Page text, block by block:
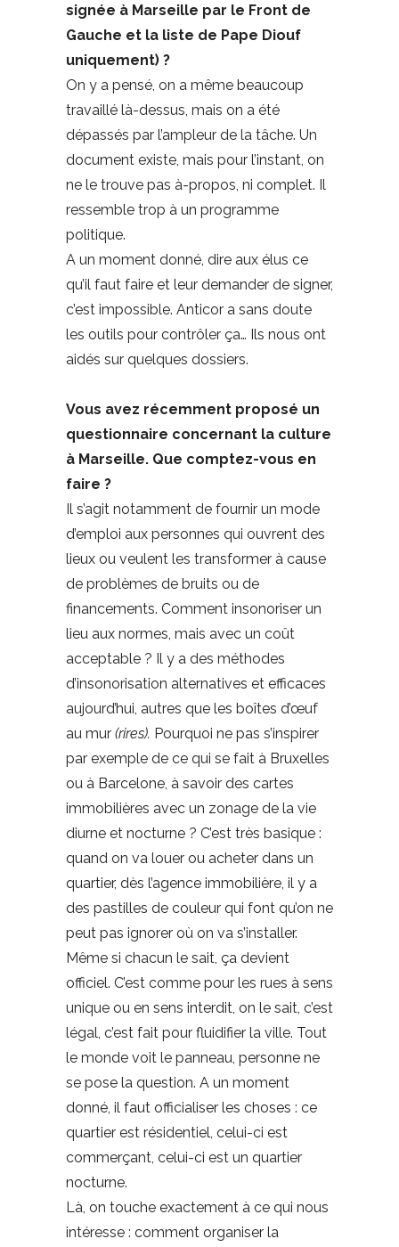
signée à Marseille par le Front de
Gauche et la liste de Pape Diouf
uniquement) ?
On y a pensé, on a même beaucoup
travaillé là-dessus, mais on a été
dépassés par l’ampleur de la tâche. Un
document existe, mais pour l’instant, on
ne le trouve pas à-propos, ni complet. Il
ressemble trop à un programme
politique.
A un moment donné, dire aux élus ce
qu’il faut faire et leur demander de signer,
c’est impossible. Anticor a sans doute
les outils pour contrôler ça… Ils nous ont
aidés sur quelques dossiers.
Vous avez récemment proposé un
questionnaire concernant la culture
à Marseille. Que comptez-vous en
faire ?
Il s’agit notamment de fournir un mode
d’emploi aux personnes qui ouvrent des
lieux ou veulent les transformer à cause
de problèmes de bruits ou de
financements. Comment insonoriser un
lieu aux normes, mais avec un coût
acceptable ? Il y a des méthodes
d’insonorisation alternatives et efficaces
aujourd’hui, autres que les boîtes d’œuf
au mur (rires). Pourquoi ne pas s’inspirer
par exemple de ce qui se fait à Bruxelles
ou à Barcelone, à savoir des cartes
immobilières avec un zonage de la vie
diurne et nocturne ? C’est très basique :
quand on va louer ou acheter dans un
quartier, dès l’agence immobilière, il y a
des pastilles de couleur qui font qu’on ne
peut pas ignorer où on va s’installer.
Même si chacun le sait, ça devient
officiel. C’est comme pour les rues à sens
unique ou en sens interdit, on le sait, c’est
légal, c’est fait pour fluidifier la ville. Tout
le monde voit le panneau, personne ne
se pose la question. A un moment
donné, il faut officialiser les choses : ce
quartier est résidentiel, celui-ci est
commerçant, celui-ci est un quartier
nocturne.
Là, on touche exactement à ce qui nous
intéresse : comment organiser la